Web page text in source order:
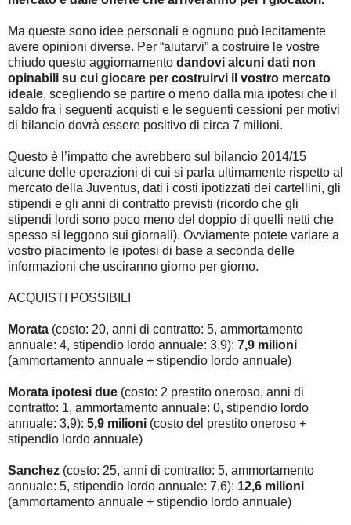
Ma queste sono idee personali e ognuno può lecitamente
avere opinioni diverse. Per “aiutarvi” a costruire le vostre
chiudo questo aggiornamento dandovi alcuni dati non
opinabili su cui giocare per costruirvi il vostro mercato
ideale, scegliendo se partire o meno dalla mia ipotesi che il
saldo fra i seguenti acquisti e le seguenti cessioni per motivi
di bilancio dovrà essere positivo di circa 7 milioni.
Questo è l’impatto che avrebbero sul bilancio 2014/15
alcune delle operazioni di cui si parla ultimamente rispetto al
mercato della Juventus, dati i costi ipotizzati dei cartellini, gli
stipendi e gli anni di contratto previsti (ricordo che gli
stipendi lordi sono poco meno del doppio di quelli netti che
spesso si leggono sui giornali). Ovviamente potete variare a
vostro piacimento le ipotesi di base a seconda delle
informazioni che usciranno giorno per giorno.
ACQUISTI POSSIBILI
Morata (costo: 20, anni di contratto: 5, ammortamento
annuale: 4, stipendio lordo annuale: 3,9): 7,9 milioni
(ammortamento annuale + stipendio lordo annuale)
Morata ipotesi due (costo: 2 prestito oneroso, anni di
contratto: 1, ammortamento annuale: 0, stipendio lordo
annuale: 3,9): 5,9 milioni (costo del prestito oneroso +
stipendio lordo annuale)
Sanchez (costo: 25, anni di contratto: 5, ammortamento
annuale: 5, stipendio lordo annuale: 7,6): 12,6 milioni
(ammortamento annuale + stipendio lordo annuale)